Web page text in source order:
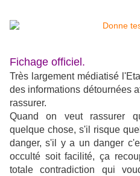
Fichage officiel.
Très largement médiatisé
des informations détournées
rassurer.
Quand on veut rassurer
quelque chose, s'il risque
danger, s'il y a un danger
occulté soit facilité, ça
totale contradiction qui